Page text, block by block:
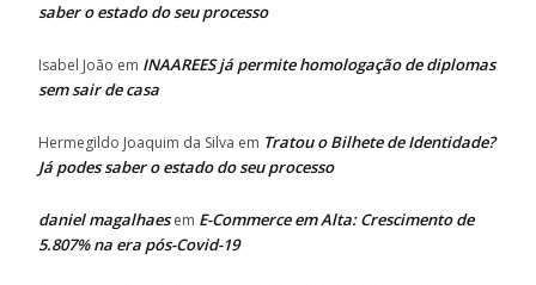
saber o estado do seu processo
Isabel João em INAAREES já permite homologação de diplomas
sem sair de casa
Hermegildo Joaquim da Silva em Tratou o Bilhete de Identidade?
Já podes saber o estado do seu processo
daniel magalhaesem E-Commerce em Alta: Crescimento de
5.807% na era pós-Covid-19